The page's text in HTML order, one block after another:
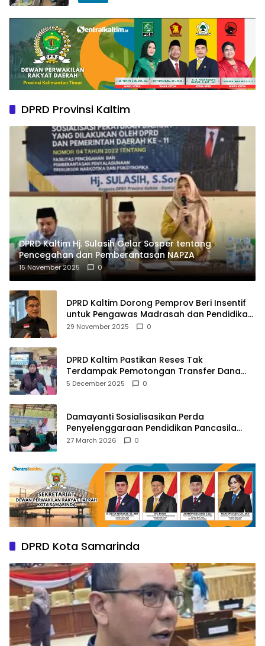
DPRD Provinsi Kaltim
DPRD Kaltim Hj. Sulasih Gelar Sosper tentang
Pencegahan dan Pemberantasan NAPZA
15 November 2025 0
DPRD Kaltim Dorong Pemprov Beri Insentif
untuk Pengawas Madrasah dan Pendidikan
Agama
29 November 2025 0
DPRD Kaltim Pastikan Reses Tak
Terdampak Pemotongan Transfer Dana
Pusat
5 December 2025 0
Damayanti Sosialisasikan Perda
Penyelenggaraan Pendidikan Pancasila
dan Wawasan Kebangsaan
27 March 2026 0
DPRD Kota Samarinda